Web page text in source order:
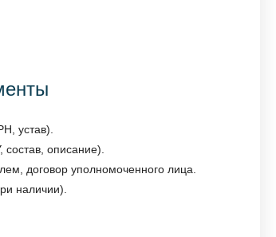
устав).
описание).
договор уполномоченного лица.
наличии).